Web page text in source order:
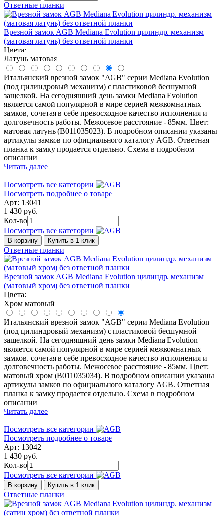
Ответные планки
Врезной замок AGB Mediana Evolution цилиндр. механизм
(матовая латунь) без ответной планки
Цвета:
Латунь матовая
Итальянский врезной замок "AGB" серии Mediana Evolution
(под цилиндровый механизм) с пластиковой бесшумной
защелкой. На сегодняшний день замки Mediana Evolution
является самой популярной в мире серией межкомнатных
замков, сочетая в себе превосходное качество исполнения и
долговечность работы. Межосевое расстояние - 85мм. Цвет:
матовая латунь (B011035023). В подробном описании указаны
артикулы замков по официального каталогу AGB. Ответная
планка к замку продается отдельно. Схема в подробном
описании
Читать далее
Посмотреть все категории
Посмотреть подробнее о товаре
Арт: 13041
1 430 руб.
Кол-во
Посмотреть все категории
В корзину Купить в 1 клик
Ответные планки
Врезной замок AGB Mediana Evolution цилиндр. механизм
(матовый хром) без ответной планки
Цвета:
Хром матовый
Итальянский врезной замок "AGB" серии Mediana Evolution
(под цилиндровый механизм) с пластиковой бесшумной
защелкой. На сегодняшний день замки Mediana Evolution
является самой популярной в мире серией межкомнатных
замков, сочетая в себе превосходное качество исполнения и
долговечность работы. Межосевое расстояние - 85мм. Цвет:
матовый хром (B011035034). В подробном описании указаны
артикулы замков по официального каталогу AGB. Ответная
планка к замку продается отдельно. Схема в подробном
описании
Читать далее
Посмотреть все категории
Посмотреть подробнее о товаре
Арт: 13042
1 430 руб.
Кол-во
Посмотреть все категории
В корзину Купить в 1 клик
Ответные планки